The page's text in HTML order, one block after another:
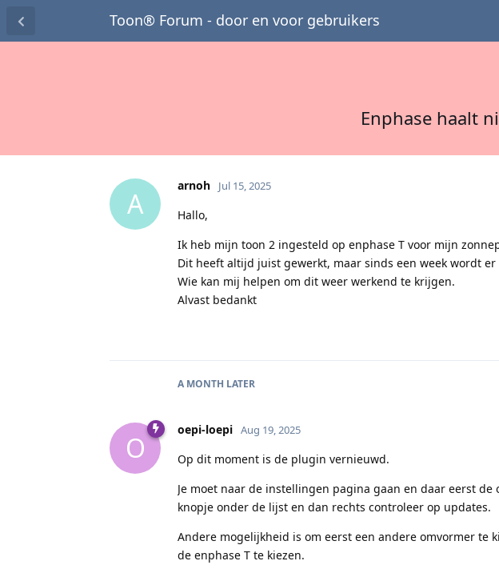
Toon® Forum - door en voor gebruikers
Enphase haalt
A
arnoh Jul 15, 2025
Hallo,
Ik heb mijn toon 2 ingesteld op enphase T voor mijn
Dit heeft altijd juist gewerkt, maar sinds een week wordt
Wie kan mij helpen om dit weer werkend te krijgen.
Alvast bedankt
A MONTH LATER
O
oepi-loepi Aug 19, 2025
Op dit moment is de plugin vernieuwd.
Je moet naar de instellingen pagina gaan en daar eerst
knopje onder de lijst en dan rechts controleer op updates.
Andere mogelijkheid is om eerst een andere omvormer te
de enphase T te kiezen.